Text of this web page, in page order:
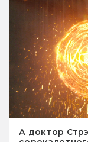
А доктор